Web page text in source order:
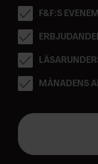
F&F:S
MÅNADENS
E
p